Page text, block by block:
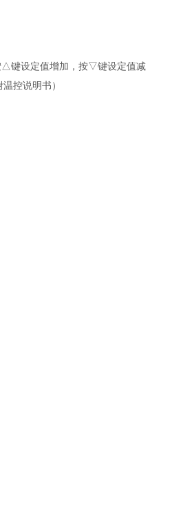
△键设定值增加，按▽键设定值减
控说明书）